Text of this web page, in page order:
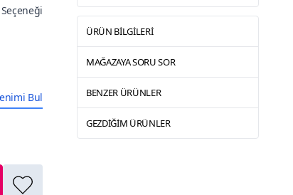
Bul
ÜRÜN BILGILERI
MAĞAZAYA SORU SOR
BENZER ÜRÜNLER
GEZDIĞIM ÜRÜNLER